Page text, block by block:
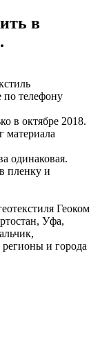
в
по телефону
в октябре 2018.
одинаковая.
пленку и
Геоком
Уфа,
и города